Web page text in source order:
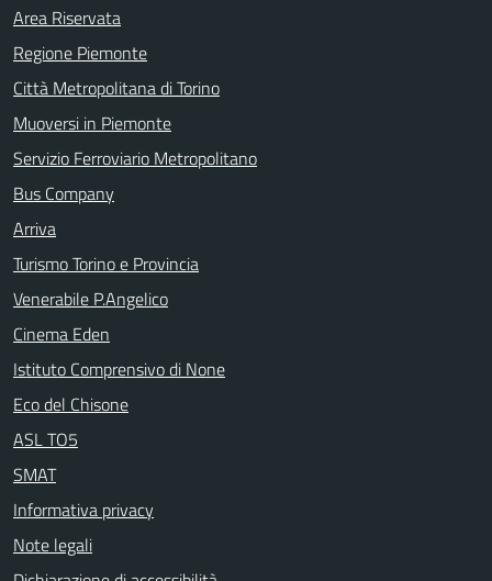
Area Riservata
Regione Piemonte
Città Metropolitana di Torino
Muoversi in Piemonte
Servizio Ferroviario Metropolitano
Bus Company
Arriva
Turismo Torino e Provincia
Venerabile P.Angelico
Cinema Eden
Istituto Comprensivo di None
Eco del Chisone
ASL TO5
SMAT
Informativa privacy
Note legali